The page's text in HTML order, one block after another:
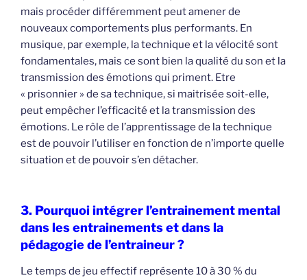
mais procéder différemment peut amener de
nouveaux comportements plus performants. En
musique, par exemple, la technique et la vélocité sont
fondamentales, mais ce sont bien la qualité du son et la
transmission des émotions qui priment. Etre
« prisonnier » de sa technique, si maitrisée soit-elle,
peut empêcher l’efficacité et la transmission des
émotions. Le rôle de l’apprentissage de la technique
est de pouvoir l’utiliser en fonction de n’importe quelle
situation et de pouvoir s’en détacher.
3. Pourquoi intégrer l’entrainement mental
dans les entrainements et dans la
pédagogie de l’entraineur ?
Le temps de jeu effectif représente 10 à 30 % du